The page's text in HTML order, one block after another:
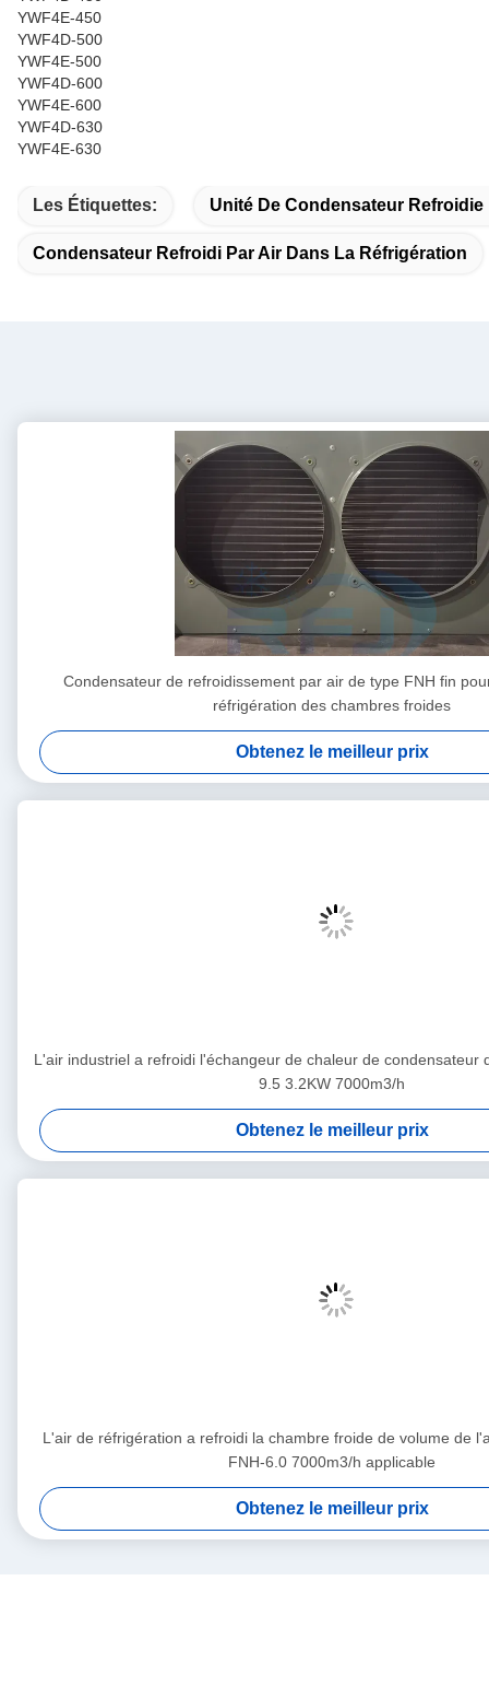
YWF4E-450
YWF4D-500
YWF4E-500
YWF4D-600
YWF4E-600
YWF4D-630
YWF4E-630
Les Étiquettes: Unité De Condensateur Refroidie
Condensateur Refroidi Par Air Dans La Réfrigération
Condensateur de refroidissement par air de type FNH fin
réfrigération des chambres froides
Obtenez le meilleur prix
L'air industriel a refroidi l'échangeur de chaleur de condensateur
9.5 3.2KW 7000m3/h
Obtenez le meilleur prix
L'air de réfrigération a refroidi la chambre froide de volume de
FNH-6.0 7000m3/h applicable
Obtenez le meilleur prix